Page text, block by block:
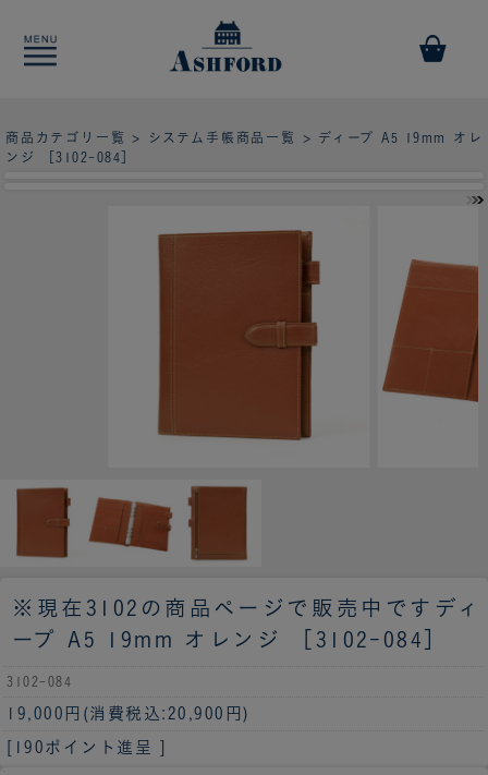
商品カテゴリ一覧 > システム手帳商品一覧
> ディープ A5 19mm オレ
ンジ ［3102-084］
※現在3102の商品ページで販売中です ディ
ープ A5 19mm オレンジ ［3102-084］
3102-084
19,000円 (消費税込:20,900円)
[190ポイント進呈 ]